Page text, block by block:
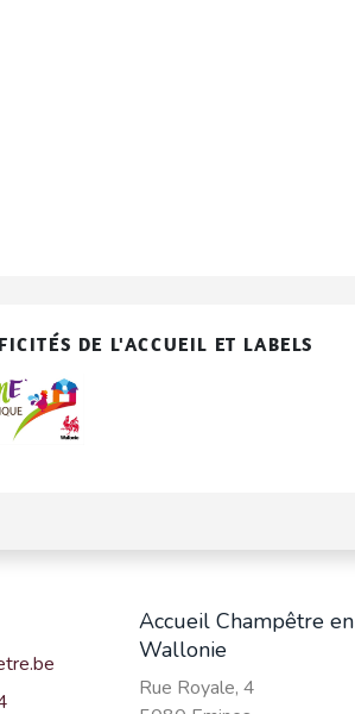
DE L'ACCUEIL ET LABELS
Accueil Champêtre en
Wallonie
Rue Royale, 4